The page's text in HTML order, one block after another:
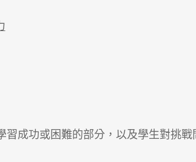
習成功或困難的部分，以及學生對挑